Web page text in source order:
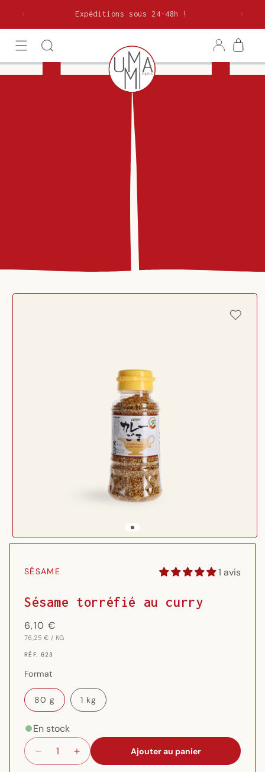
passer
Expéditions sous 24-48h !
ConnexionPanier
Passer aux
Ouvrir
média
une
fenêtre
SÉSAME 1 avis
Sésame torréfié au curry
Prix
habituel
6,10 €
PRIX
76,25 € / PAR
KG
RÉF.
}}:
RÉF. 623
Format
80 g 1 kg
En stock
Réduire
la
Augmenter
la
Ajouter au panier